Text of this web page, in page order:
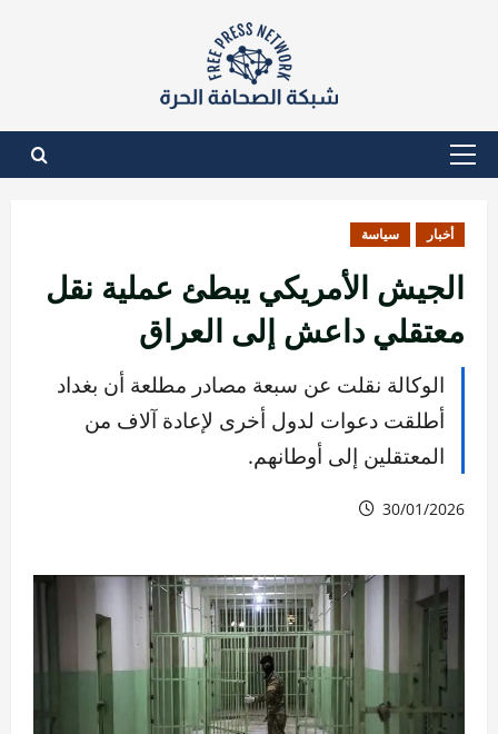
القائمة
أخبار سياسة
الجيش الأمريكي يبطئ عملية نقل
معتقلي داعش إلى العراق
الوكالة نقلت عن سبعة مصادر مطلعة أن بغداد
أطلقت دعوات لدول أخرى لإعادة آلاف من
المعتقلين إلى أوطانهم.
30/01/2026